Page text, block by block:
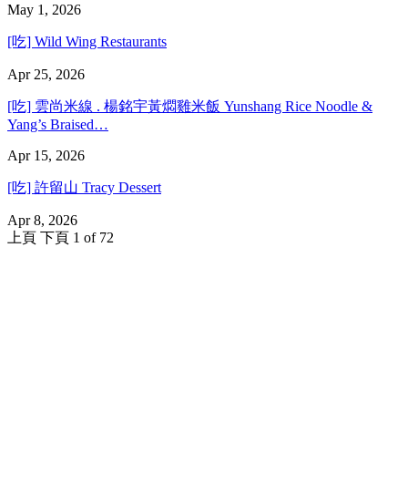
May 1, 2026
[吃] Wild Wing Restaurants
Apr 25, 2026
[吃] 雲尚米線 . 楊銘宇黃燜雞米飯 Yunshang Rice Noodle &
Yang’s Braised…
Apr 15, 2026
[吃] 許留山 Tracy Dessert
Apr 8, 2026
上頁 下頁 1 of 72